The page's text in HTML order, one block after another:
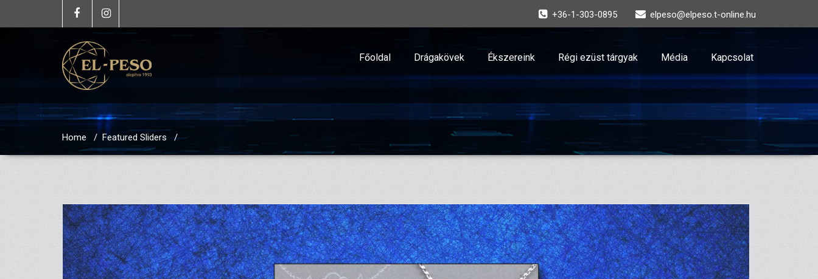
+36-1-303-0895 elpeso@elpeso.t-online.hu
Főoldal Drágakövek Ékszereink Régi ezüst tárgyak Média Kapcsolat
Home / Featured Sliders /